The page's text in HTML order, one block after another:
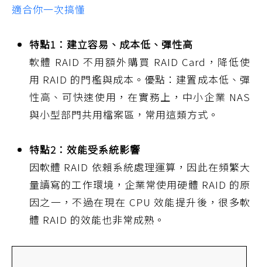
適合你一次搞懂
特點1：建立容易、成本低、彈性高
軟體 RAID 不用額外購買 RAID Card，降低使
用 RAID 的門檻與成本。優點：建置成本低、彈
性高、可快速使用，在實務上，中小企業 NAS
與小型部門共用檔案區，常用這類方式。
特點2：效能受系統影響
因軟體 RAID 依賴系統處理運算，因此在頻繁大
量讀寫的工作環境，企業常使用硬體 RAID 的原
因之一，不過在現在 CPU 效能提升後，很多軟
體 RAID 的效能也非常成熟。